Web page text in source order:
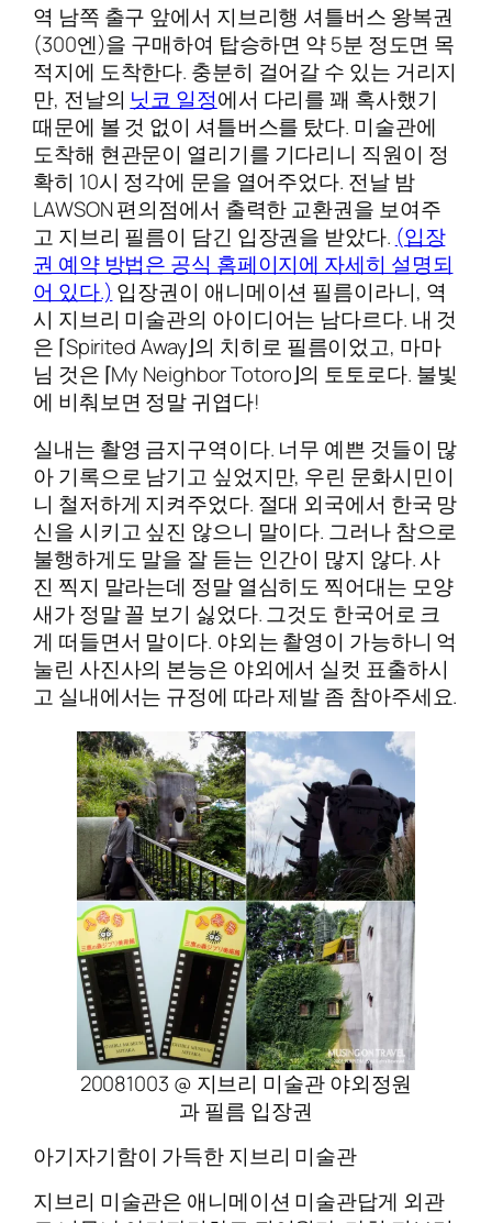
역 남쪽 출구 앞에서 지브리행 셔틀버스 왕복권
(300엔)을 구매하여 탑승하면 약 5분 정도면 목
적지에 도착한다. 충분히 걸어갈 수 있는 거리지
만, 전날의 닛코 일정에서 다리를 꽤 혹사했기
때문에 볼 것 없이 셔틀버스를 탔다. 미술관에
도착해 현관문이 열리기를 기다리니 직원이 정
확히 10시 정각에 문을 열어주었다. 전날 밤
LAWSON 편의점에서 출력한 교환권을 보여주
고 지브리 필름이 담긴 입장권을 받았다. (입장
권 예약 방법은 공식 홈페이지에 자세히 설명되
어 있다.) 입장권이 애니메이션 필름이라니, 역
시 지브리 미술관의 아이디어는 남다르다. 내 것
은 ⌈Spirited Away⌋의 치히로 필름이었고, 마마
님 것은 ⌈My Neighbor Totoro⌋의 토토로다. 불빛
에 비춰보면 정말 귀엽다!
실내는 촬영 금지구역이다. 너무 예쁜 것들이 많
아 기록으로 남기고 싶었지만, 우린 문화시민이
니 철저하게 지켜주었다. 절대 외국에서 한국 망
신을 시키고 싶진 않으니 말이다. 그러나 참으로
불행하게도 말을 잘 듣는 인간이 많지 않다. 사
진 찍지 말라는데 정말 열심히도 찍어대는 모양
새가 정말 꼴 보기 싫었다. 그것도 한국어로 크
게 떠들면서 말이다. 야외는 촬영이 가능하니 억
눌린 사진사의 본능은 야외에서 실컷 표출하시
고 실내에서는 규정에 따라 제발 좀 참아주세요.
20081003 @ 지브리 미술관 야외정원
과 필름 입장권
아기자기함이 가득한 지브리 미술관
지브리 미술관은 애니메이션 미술관답게 외관